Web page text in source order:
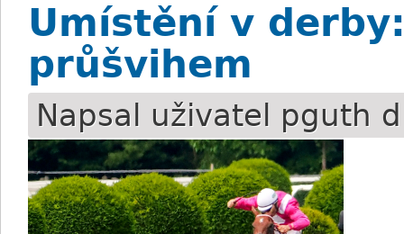
Umístění v
průšvihem
Napsal uživatel pguth